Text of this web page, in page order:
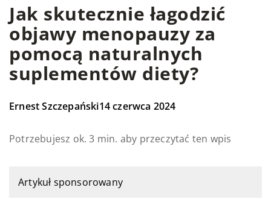
Jak skutecznie łagodzić
objawy menopauzy za
pomocą naturalnych
suplementów diety?
Ernest Szczepański14 czerwca 2024
Potrzebujesz ok. 3 min. aby przeczytać ten wpis
Artykuł sponsorowany